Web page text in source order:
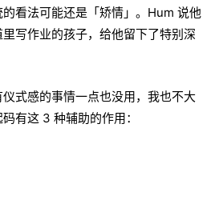
看法可能还是「矫情」。Hum 说他
写作业的孩子，给他留下了特别深
式感的事情一点也没用，我也不大
有这 3 种辅助的作用：